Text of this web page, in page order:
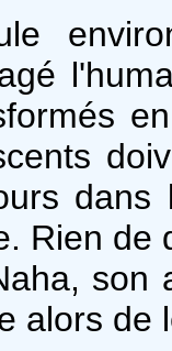
Rien de
son
alors de